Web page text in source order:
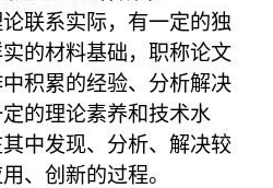
联系实际，有一定的独
的材料基础，职称论文
积累的经验、分析解决
的理论素养和技术水
中发现、分析、解决较
、创新的过程。